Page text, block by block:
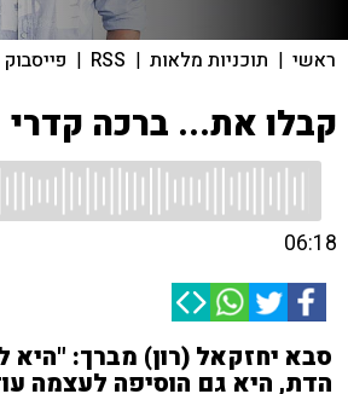
ראשי | תוכניות מלאות |
RSS
| פייסבוק
קבלו את... ברכה קדרי
06:18
סבא יחזקאל (רון) מברך: